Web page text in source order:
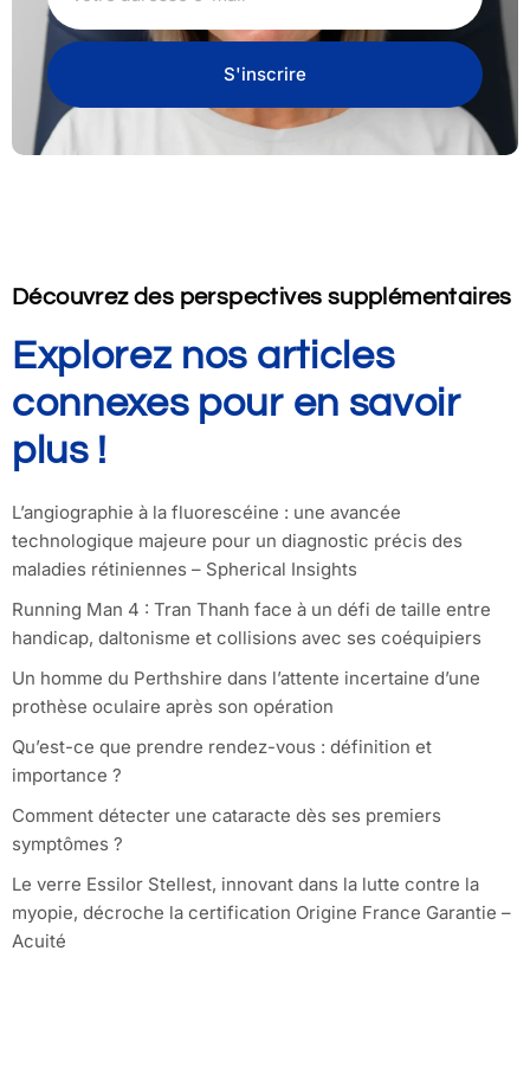
S'inscrire
Découvrez des perspectives supplémentaires
Explorez nos articles
connexes pour en savoir
plus !
L’angiographie à la fluorescéine : une avancée
technologique majeure pour un diagnostic précis des
maladies rétiniennes – Spherical Insights
Running Man 4 : Tran Thanh face à un défi de taille entre
handicap, daltonisme et collisions avec ses coéquipiers
Un homme du Perthshire dans l’attente incertaine d’une
prothèse oculaire après son opération
Qu’est-ce que prendre rendez-vous : définition et
importance ?
Comment détecter une cataracte dès ses premiers
symptômes ?
Le verre Essilor Stellest, innovant dans la lutte contre la
myopie, décroche la certification Origine France Garantie –
Acuité